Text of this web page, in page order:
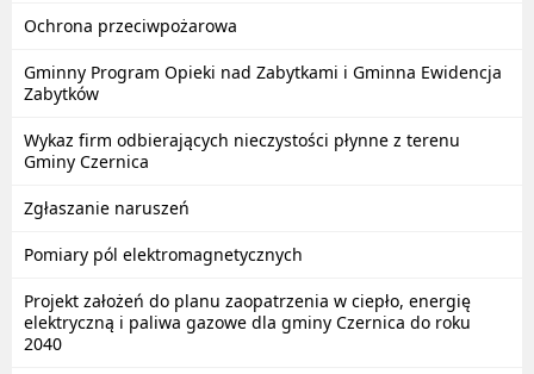
Ochrona przeciwpożarowa
Gminny Program Opieki nad Zabytkami i Gminna Ewidencja
Zabytków
Wykaz firm odbierających nieczystości płynne z terenu
Gminy Czernica
Zgłaszanie naruszeń
Pomiary pól elektromagnetycznych
Projekt założeń do planu zaopatrzenia w ciepło, energię
elektryczną i paliwa gazowe dla gminy Czernica do roku
2040